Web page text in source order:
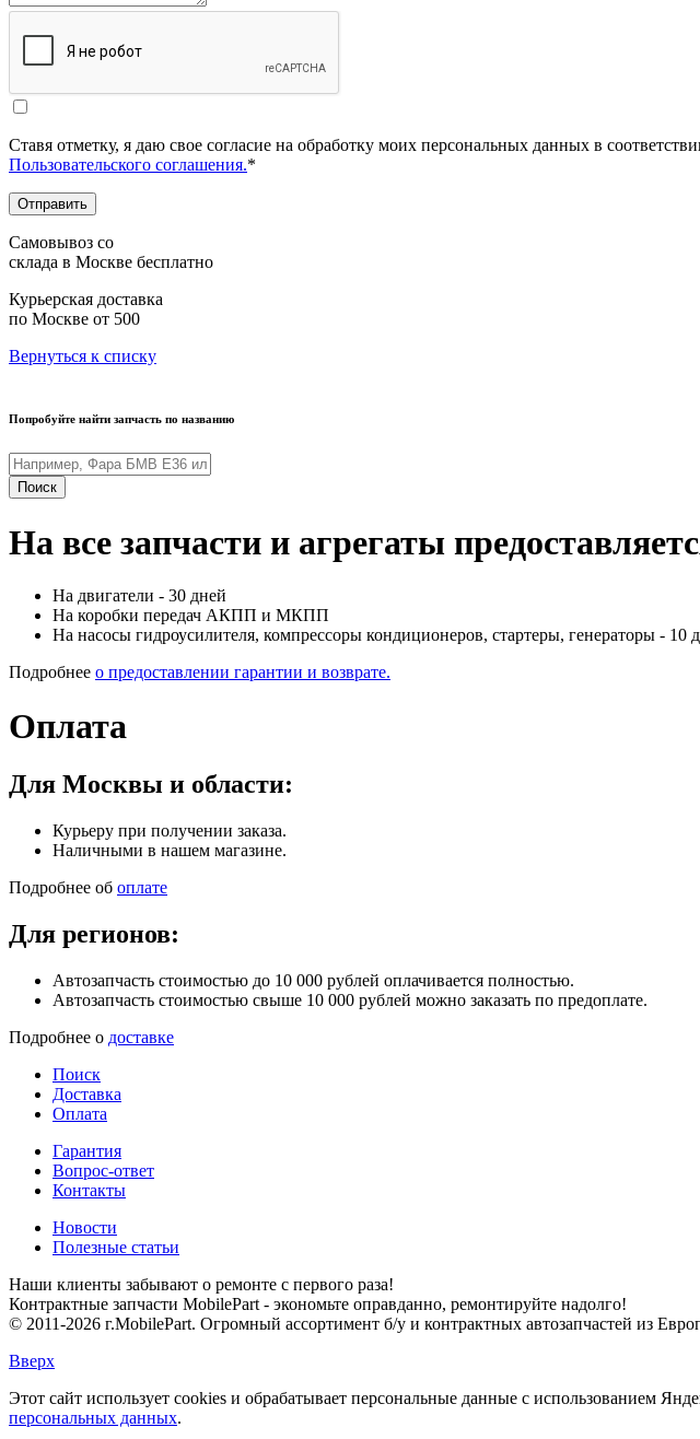
Ставя отметку, я даю свое согласие на обработку моих персональных данных в
Пользовательского соглашения.*
Отправить
Самовывоз со
склада в Москве бесплатно
Курьерская доставка
по Москве от 500
Вернуться к списку
Попробуйте найти запчасть по названию
Поиск
На все запчасти и агрегаты
На двигатели - 30 дней
На коробки передач АКПП и МКПП
На насосы гидроусилителя, компрессоры кондиционеров, стартеры, генераторы - 10
Подробнее о предоставлении гарантии и возврате.
Оплата
Для Москвы и области:
Курьеру при получении заказа.
Наличными в нашем магазине.
Подробнее об оплате
Для регионов:
Автозапчасть стоимостью до 10 000 рублей оплачивается полностью.
Автозапчасть стоимостью свыше 10 000 рублей можно заказать по предоплате.
Подробнее о доставке
Поиск
Доставка
Оплата
Гарантия
Вопрос-ответ
Контакты
Новости
Полезные статьи
Наши клиенты забывают о ремонте с первого раза!
Контрактные запчасти MobilePart - экономьте оправданно, ремонтируйте надолго!
© 2011-2026 г.MobilePart. Огромный ассортимент б/у и контрактных автозапчастей из
Вверх
Этот сайт использует cookies и обрабатывает персональные данные с использованием
персональных данных.